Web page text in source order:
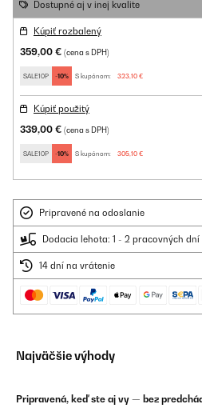
Dostupné aj v inej kvalite
Kúpiť rozbalený
359,00 € (cena s DPH)
SALE10P -10% S kupónom: 323,10 €
Kúpiť použitý
339,00 € (cena s DPH)
SALE10P -10% S kupónom: 305,10 €
Pripravené na odoslanie
Dodacia lehota: 1 - 2 pracovných dní
14 dní na vrátenie
Najväčšie výhody
Pripravená, keď ste aj vy — bez